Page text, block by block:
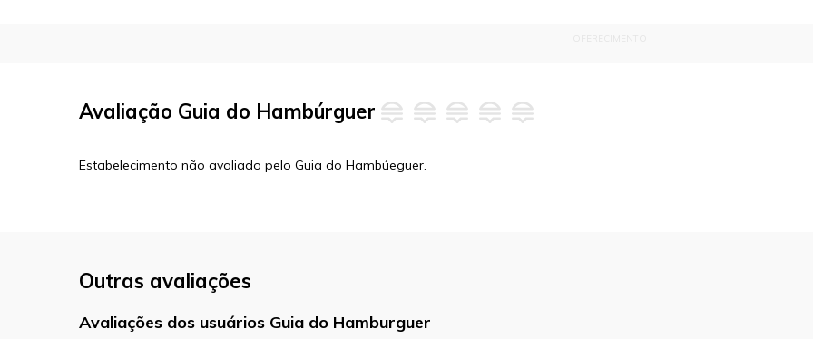
Avaliação Guia do Hambúrguer
Estabelecimento não avaliado pelo Guia do Hambúeguer.
Outras avaliações
Avaliações dos usuários Guia do Hamburguer